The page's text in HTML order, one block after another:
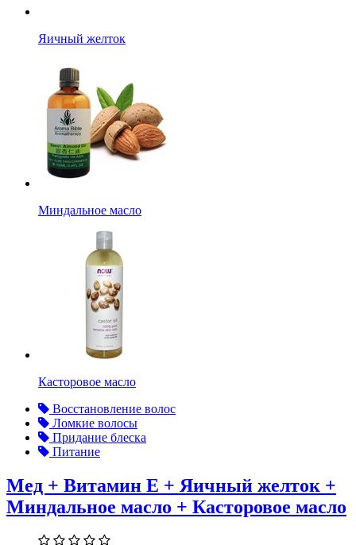
Яичный желток
Миндальное масло
Касторовое масло
Восстановление волос
Ломкие волосы
Придание блеска
Питание
Мед + Витамин Е + Яичный желток +
Миндальное масло + Касторовое масло